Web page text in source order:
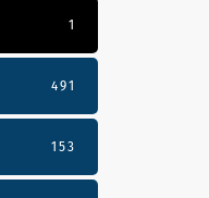
1
491
153